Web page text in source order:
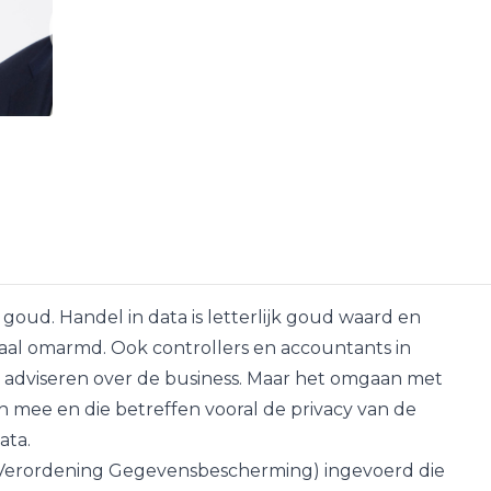
Handel in data is letterlijk goud waard en
omarmd. Ook controllers en accountants in
over de business. Maar het omgaan met
en die betreffen vooral de privacy van de
Gegevensbescherming) ingevoerd die